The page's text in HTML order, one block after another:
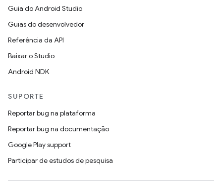
Guia do Android Studio
Guias do desenvolvedor
Referência da API
Baixar o Studio
Android NDK
SUPORTE
Reportar bug na plataforma
Reportar bug na documentação
Google Play support
Participar de estudos de pesquisa